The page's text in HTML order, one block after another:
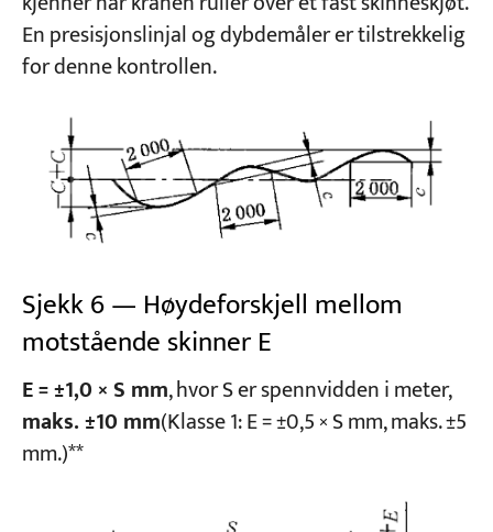
En presisjonslinjal og dybdemåler er tilstrekkelig
for denne kontrollen.
Sjekk 6 — Høydeforskjell mellom
motstående skinner E
E = ±1,0 × S mm, hvor S er spennvidden i meter,
maks. ±10 mm(Klasse 1: E = ±0,5 × S mm, maks. ±5
mm.)**